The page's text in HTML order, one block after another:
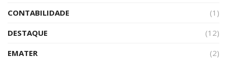
CONTABILIDADE
(1)
DESTAQUE
(12)
EMATER
(2)